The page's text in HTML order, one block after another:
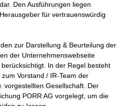
Den Ausführungen liegen
für vertrauenswürdig
zur Darstellung & Beurteilung der
der Unternehmenswebseite
In der Regel besteht
Vorstand / IR-Team der
vorgestellten Gesellschaft. Der
PORR AG vorgelegt, um die